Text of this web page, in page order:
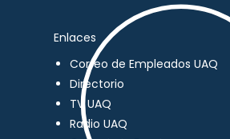
Enlaces
Correo de Empleados UAQ
Directorio
TV UAQ
Radio UAQ